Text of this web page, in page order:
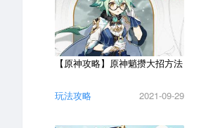
【原神攻略】原神魈攒大招方法
玩法攻略 2021-09-29